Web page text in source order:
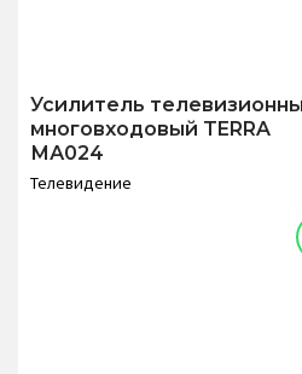
Усилитель
многовходовый TERRA
МА024
Телевидение